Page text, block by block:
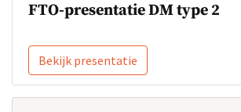
FTO-presentatie DM type 2
Bekijk presentatie